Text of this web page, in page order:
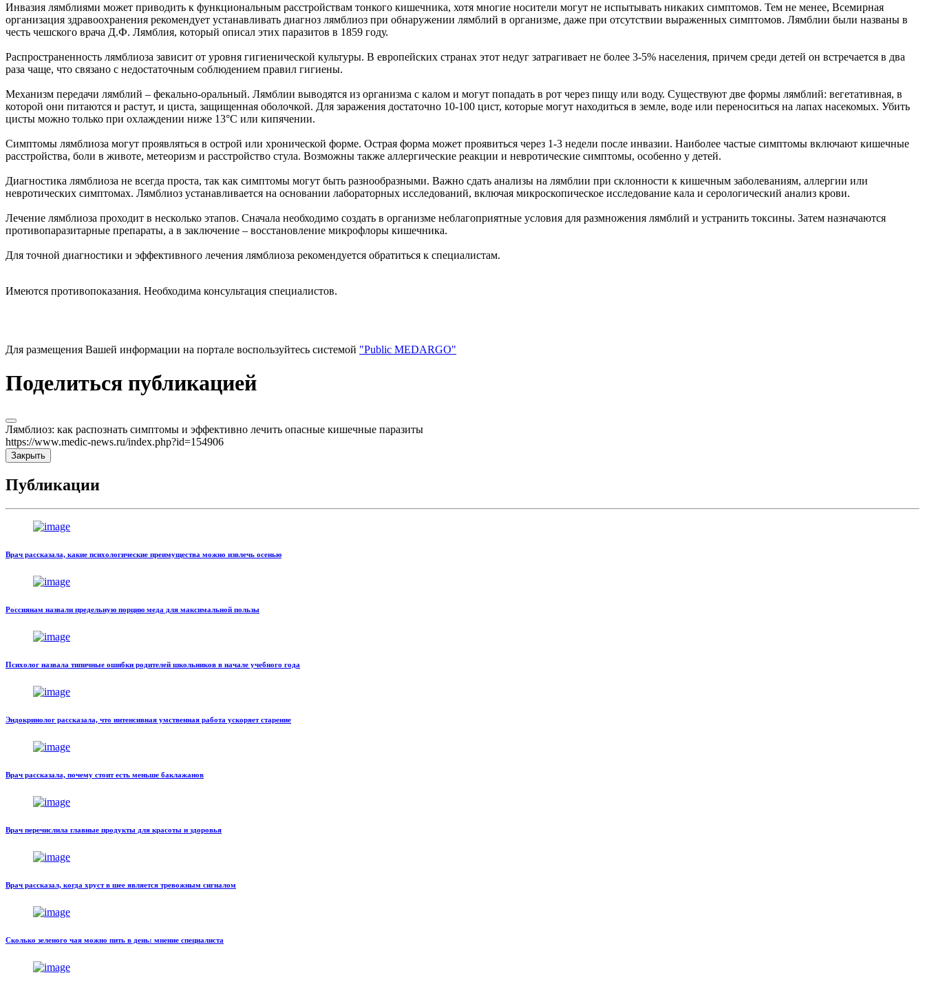
Инвазия лямблиями может приводить к функциональным расстройствам тонкого кишечника, хотя многие носители могут не испытывать никаких симптомов. Тем не менее, Всемирная
организация здравоохранения рекомендует устанавливать диагноз лямблиоз при обнаружении лямблий в организме, даже при отсутствии выраженных симптомов. Лямблии были названы в
честь чешского врача Д.Ф. Лямблия, который описал этих паразитов в 1859 году.
Распространенность лямблиоза зависит от уровня гигиенической культуры. В европейских странах этот недуг затрагивает не более 3-5% населения, причем среди детей он встречается в два
раза чаще, что связано с недостаточным соблюдением правил гигиены.
Механизм передачи лямблий – фекально-оральный. Лямблии выводятся из организма с калом и могут попадать в рот через пищу или воду. Существуют две формы лямблий: вегетативная, в
которой они питаются и растут, и циста, защищенная оболочкой. Для заражения достаточно 10-100 цист, которые могут находиться в земле, воде или переноситься на лапах насекомых. Убить
цисты можно только при охлаждении ниже 13°C или кипячении.
Симптомы лямблиоза могут проявляться в острой или хронической форме. Острая форма может проявиться через 1-3 недели после инвазии. Наиболее частые симптомы включают кишечные
расстройства, боли в животе, метеоризм и расстройство стула. Возможны также аллергические реакции и невротические симптомы, особенно у детей.
Диагностика лямблиоза не всегда проста, так как симптомы могут быть разнообразными. Важно сдать анализы на лямблии при склонности к кишечным заболеваниям, аллергии или
невротических симптомах. Лямблиоз устанавливается на основании лабораторных исследований, включая микроскопическое исследование кала и серологический анализ крови.
Лечение лямблиоза проходит в несколько этапов. Сначала необходимо создать в организме неблагоприятные условия для размножения лямблий и устранить токсины. Затем назначаются
противопаразитарные препараты, а в заключение – восстановление микрофлоры кишечника.
Для точной диагностики и эффективного лечения лямблиоза рекомендуется обратиться к специалистам.
Имеются противопоказания. Необходима консультация специалистов.
Для размещения Вашей информации на портале воспользуйтесь системой "Public MEDARGO"
Поделиться публикацией
Лямблиоз: как распознать симптомы и эффективно лечить опасные кишечные паразиты
https://www.medic-news.ru/index.php?id=154906
Закрыть
Публикации
Врач рассказала, какие психологические преимущества можно извлечь осенью
Россиянам назвали предельную порцию меда для максимальной пользы
Психолог назвала типичные ошибки родителей школьников в начале учебного года
Эндокринолог рассказала, что интенсивная умственная работа ускоряет старение
Врач рассказала, почему стоит есть меньше баклажанов
Врач перечислила главные продукты для красоты и здоровья
Врач рассказал, когда хруст в шее является тревожным сигналом
Сколько зеленого чая можно пить в день: мнение специалиста